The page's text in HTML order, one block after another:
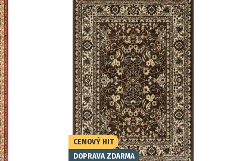
CENOVÝ HIT
DOPRAVA ZDARMA